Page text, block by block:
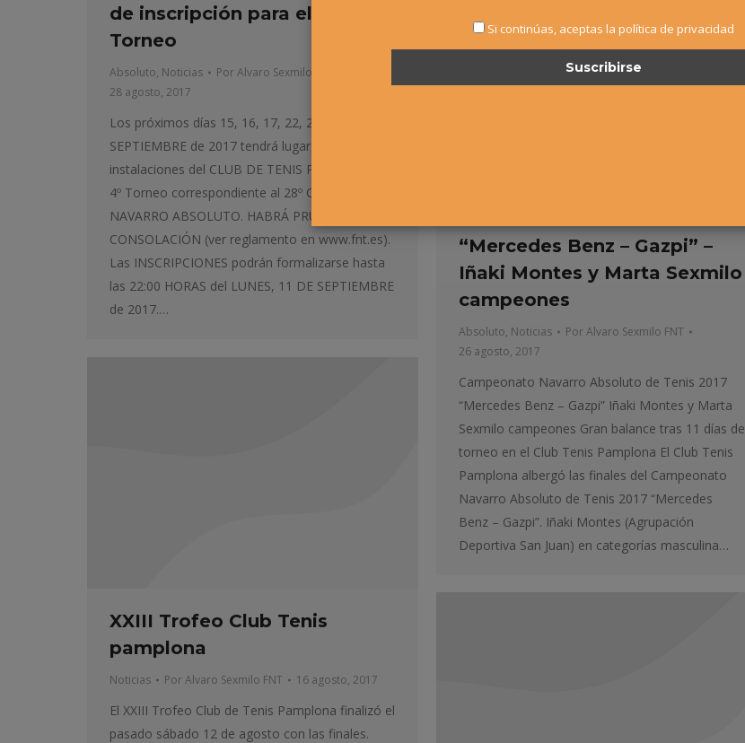
de inscripción para el 4º
Torneo
Absoluto, Noticias Por Alvaro Sexmilo FNT
28 agosto, 2017
Los próximos dí­as 15, 16, 17, 22, 23 Y 24 DE
SEPTIEMBRE de 2017 tendrá lugar, en las
instalaciones del CLUB DE TENIS PAMPLONA, el
4º Torneo correspondiente al 28º CIRCUITO
NAVARRO ABSOLUTO. HABRÁ PRUEBA DE
CONSOLACIÓN (ver reglamento en www.fnt.es).
Las INSCRIPCIONES podrán formalizarse hasta
las 22:00 HORAS del LUNES, 11 DE SEPTIEMBRE
de 2017.…
“Mercedes Benz – Gazpi” –
Iñaki Montes y Marta Sexmilo
campeones
Absoluto, Noticias PorAlvaro Sexmilo FNT
26 agosto, 2017
Campeonato Navarro Absoluto de Tenis 2017
“Mercedes Benz – Gazpi” Iñaki Montes y Marta
Sexmilo campeones Gran balance tras 11 días de
torneo en el Club Tenis Pamplona El Club Tenis
Pamplona albergó las finales del Campeonato
Navarro Absoluto de Tenis 2017 “Mercedes
Benz – Gazpi”. Iñaki Montes (Agrupación
Deportiva San Juan) en categorías masculina…
XXIII Trofeo Club Tenis
pamplona
Noticias PorAlvaro Sexmilo FNT 16 agosto, 2017
El XXIII Trofeo Club de Tenis Pamplona finalizó el
pasado sábado 12 de agosto con las finales.
Si continúas, aceptas la política de privacidad